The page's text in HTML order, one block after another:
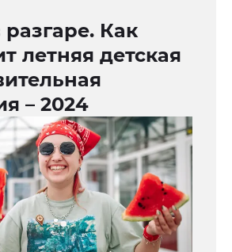
Как
летняя детская
– 2024